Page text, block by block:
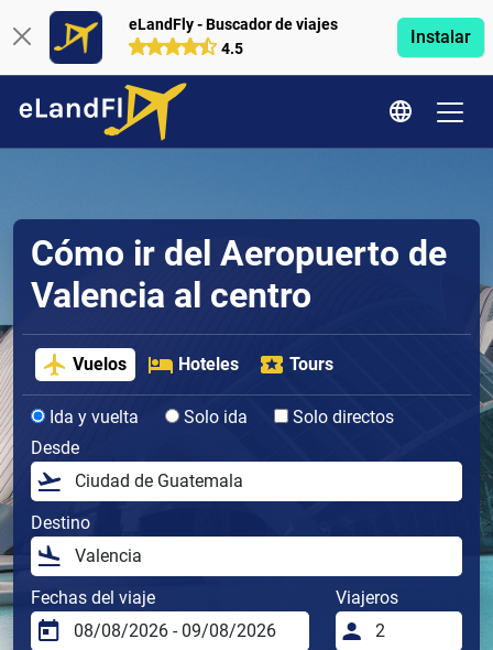
eLandFly - Buscador de viajes
4.5
Instalar
Cómo ir del Aeropuerto de
Valencia al centro
Vuelos Hoteles Tours
Ida y vuelta Solo ida
Solo directos
Desde
Destino
Fechas del viaje Viajeros